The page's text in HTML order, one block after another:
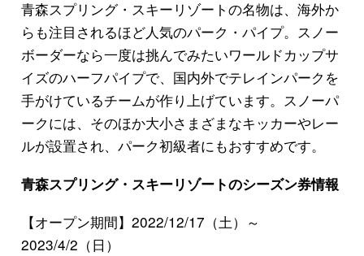
青森スプリング・スキーリゾートの名物は、海外か
らも注目されるほど人気のパーク・パイプ。スノー
ボーダーなら一度は挑んでみたいワールドカップサ
イズのハーフパイプで、国内外でテレインパークを
手がけているチームが作り上げています。スノーパ
ークには、そのほか大小さまざまなキッカーやレー
ルが設置され、パーク初級者にもおすすめです。
青森スプリング・スキーリゾートのシーズン券情報
【オープン期間】2022/12/17（土）～
2023/4/2（日）